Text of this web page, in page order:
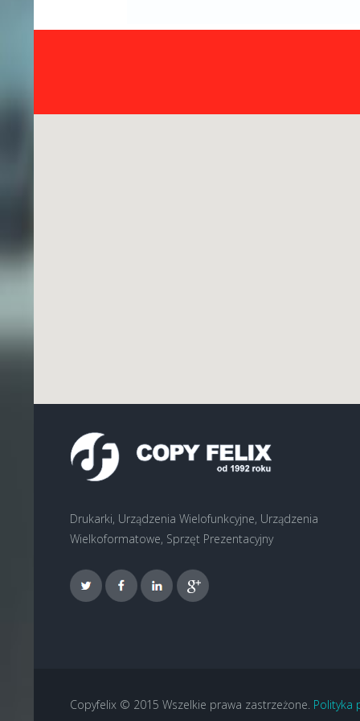
Drukarki, Urządzenia Wielofunkcyjne, Urządzenia
Wielkoformatowe, Sprzęt Prezentacyjny
Copyfelix © 2015 Wszelkie prawa zastrzeżone. Polityka